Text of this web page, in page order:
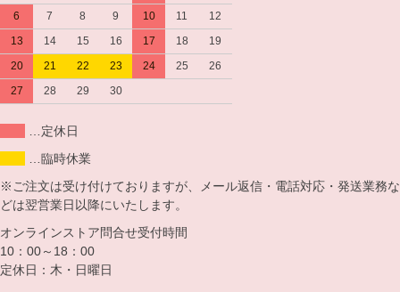
6
7 8 9 10 11
12
13
14 15 16 17 18
19
20
21 22 23 24 25
26
27
28 29 30
…定休日
…臨時休業
※ご注文は受け付けておりますが、メール返信・電話対応・発送業務な
どは翌営業日以降にいたします。
オンラインストア問合せ受付時間
10：00～18：00
定休日：木・日曜日